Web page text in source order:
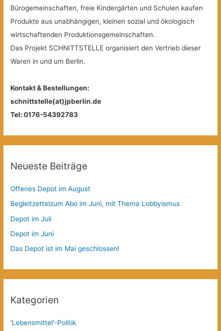
Bürogemeinschaften, freie Kindergärten und Schulen kaufen
Produkte aus unabhängigen, kleinen sozial und ökologisch
wirtschaftenden Produktionsgemeinschaften.
Das Projekt SCHNITTSTELLE organisiert den Vertrieb dieser
Waren in und um Berlin.
Kontakt & Bestellungen:
schnittstelle(at)jpberlin.de
Tel: 0176-54392783
Neueste Beiträge
Offenes Depot im August
Begleitzettelzum Abo im Juni, mit Thema Lobbyismus
Depot im Juli
Depot im Juni
Das Depot ist im Mai geschlossen!
Kategorien
'Lebensmittel'-Politik